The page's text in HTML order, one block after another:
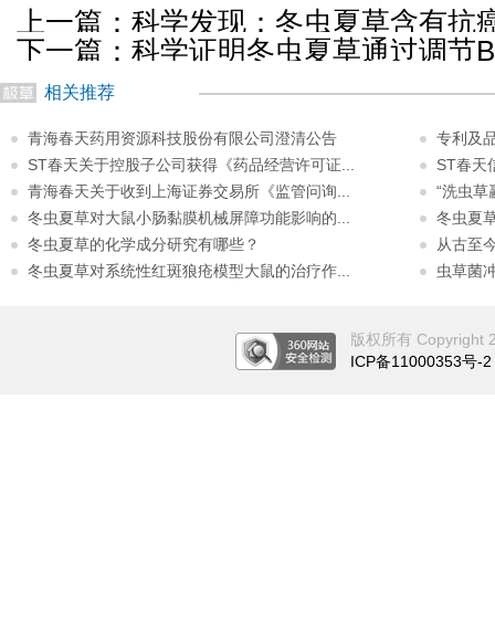
上一篇： 科学发现：冬虫夏草含有抗
下一篇： 科学证明冬虫夏草通过调节
胞相关推荐
青海春天药用资源科技股份有限公司澄清公告
专利及
ST春天关于控股子公司获得《药品经营许可证...
ST春天
青海春天关于收到上海证券交易所《监管问询...
“洗虫草
冬虫夏草对大鼠小肠黏膜机械屏障功能影响的...
冬虫夏
冬虫夏草的化学成分研究有哪些？
从古至
冬虫夏草对系统性红斑狼疮模型大鼠的治疗作...
虫草菌
版权所有 Copyright
ICP备11000353号-2